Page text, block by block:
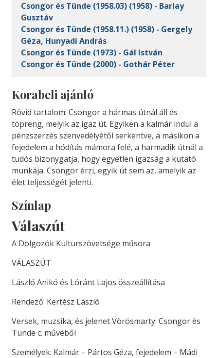
Csongor és Tünde (1958.03) (1958) - Barlay
Gusztáv
Csongor és Tünde (1958.11.) (1958) - Gergely
Géza, Hunyadi András
Csongor és Tünde (1973) - Gál István
Csongor és Tünde (2000) - Gothár Péter
Korabeli ajánló
Rövid tartalom: Csongor a hármas útnál áll és
töpreng, melyik az igaz út. Egyiken a kalmár indul a
pénzszerzés szenvedélyétől serkentve, a másikon a
fejedelem a hódítás mámora felé, a harmadik útnál a
tudós bizonygatja, hogy egyetlen igazság a kutató
munkája. Csongor érzi, egyik út sem az, amelyik az
élet teljességét jelenti.
Színlap
Válaszút
A Dolgozók Kulturszövetsége műsora
VÁLASZÚT
László Anikó és Lóránt Lajos összeállítása
Rendező: Kertész László
Versek, muzsika, és jelenet Vörösmarty: Csongor és
Tünde c. művéből
Személyek: Kalmár – Pártos Géza, fejedelem – Mádi